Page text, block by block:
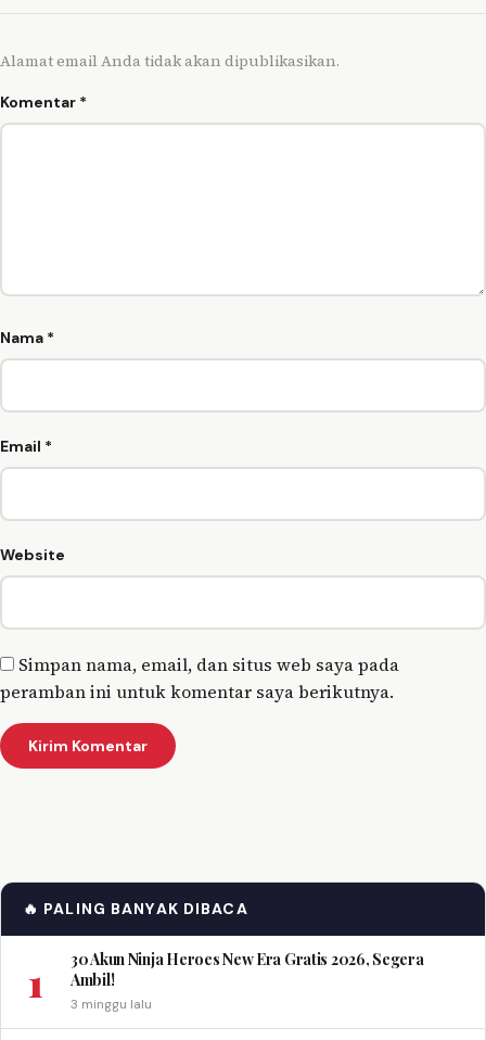
Alamat email Anda tidak akan dipublikasikan.
Komentar *
Nama *
Email *
Website
Simpan nama, email, dan situs web saya pada
peramban ini untuk komentar saya berikutnya.
🔥 PALING BANYAK DIBACA
1
30 Akun Ninja Heroes New Era Gratis 2026, Segera
Ambil!
3 minggu lalu